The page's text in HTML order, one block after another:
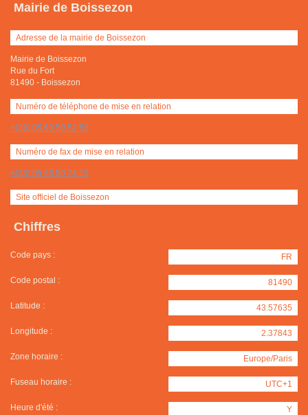
Mairie de Boissezon
Adresse de la mairie de Boissezon
Mairie de Boissezon
Rue du Fort
81490 - Boissezon
Numéro de téléphone de mise en relation
+(33) 05 63 50 52 59
Numéro de fax de mise en relation
+(33) 05 63 50 74 15
Site officiel de Boissezon
Chiffres
Code pays : FR
Code postal : 81490
Latitude : 43.57635
Longitude : 2.37843
Zone horaire : Europe/Paris
Fuseau horaire : UTC+1
Heure d'été : Y